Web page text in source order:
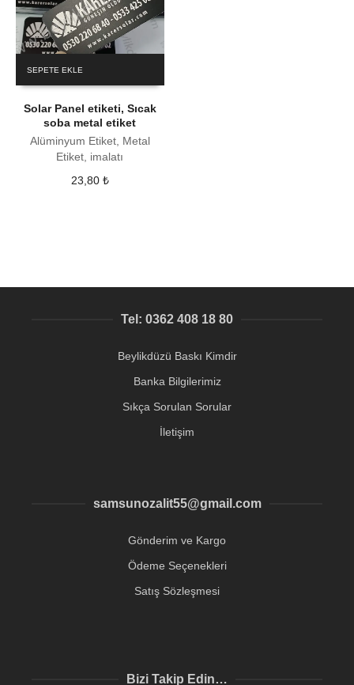
SEPETE EKLE
Solar Panel etiketi, Sıcak
soba metal etiket
Alüminyum Etiket, Metal
Etiket, imalatı
23,80 ₺
Tel: 0362 408 18 80
Beylikdüzü Baskı Kimdir
Banka Bilgilerimiz
Sıkça Sorulan Sorular
İletişim
samsunozalit55@gmail.com
Gönderim ve Kargo
Ödeme Seçenekleri
Satış Sözleşmesi
Bizi Takip Edin…